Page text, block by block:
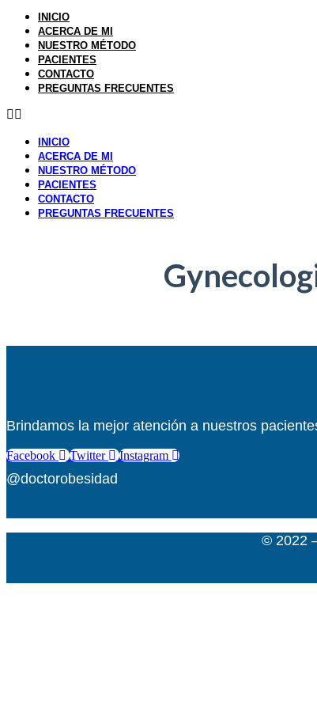
contenido
INICIO
ACERCA DE MI
NUESTRO MÉTODO
PACIENTES
CONTACTO
PREGUNTAS FRECUENTES
INICIO
ACERCA DE MI
NUESTRO MÉTODO
PACIENTES
CONTACTO
PREGUNTAS FRECUENTES
Brindamos la mejor atención a nuestros
Facebook Twitter Instagram
@doctorobesidad
© 2022